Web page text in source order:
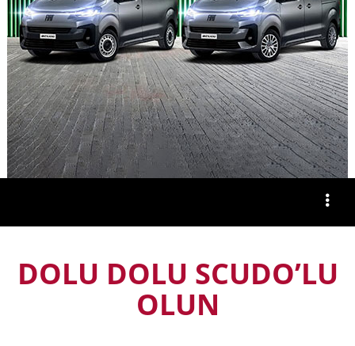
DOLU DOLU SCUDO’LU
OLUN